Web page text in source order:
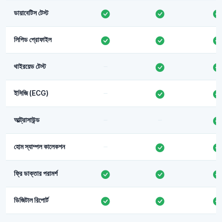
ডায়াবেটিস টেস্ট
লিপিড প্রোফাইল
থাইরয়েড টেস্ট
ইসিজি (ECG)
আল্ট্রাসাউন্ড
হোম স্যাম্পল কালেকশন
ফ্রি ডাক্তার পরামর্শ
ডিজিটাল রিপোর্ট